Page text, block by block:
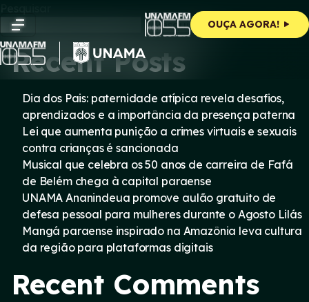
content
OUÇA AGORA!
Pesquisar
Pesquisar
Recent Posts
Dia dos Pais: paternidade atípica revela desafios,
aprendizados e a importância da presença paterna
Lei que aumenta punição a crimes virtuais e sexuais
contra crianças é sancionada
Musical que celebra os 50 anos de carreira de Fafá
de Belém chega à capital paraense
UNAMA Ananindeua promove aulão gratuito de
defesa pessoal para mulheres durante o Agosto Lilás
Mangá paraense inspirado na Amazônia leva cultura
da região para plataformas digitais
Recent Comments